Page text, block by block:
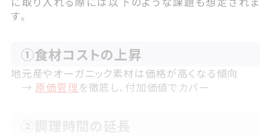
す。
①食材コストの上昇
地元産やオーガニック素材は価格が高くなる傾向
→ 原価管理を徹底し、付加価値でカバー